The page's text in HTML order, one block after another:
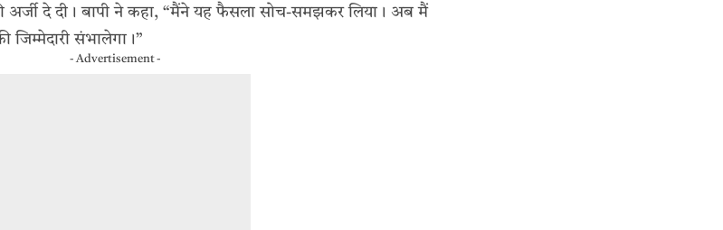
दे दी। बापी ने कहा, “मैंने यह फैसला सोच-समझकर लिया। अब मैं
जिम्मेदारी संभालेगा।”
- Advertisement -